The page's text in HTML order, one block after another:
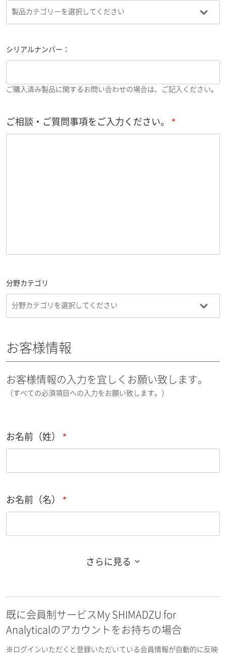
シリアルナンバー：
ご購入済み製品に関するお問い合わせの場合は、ご記入ください。
ご相談・ご質問事項をご入力ください。
分野カテゴリ
お客様情報
お客様情報の入力を宜しくお願い致します。
（すべての必須項目への入力をお願い致します。）
お名前（姓）
お名前（名）
お名前フリガナ（名）
さらに見る
既に会員制サービスMy SHIMADZU for
Analyticalのアカウントをお持ちの場合
※ログインいただくと登録いただいている会員情報が自動的に反映